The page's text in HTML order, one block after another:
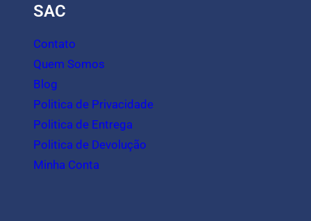
SAC
Contato
Quem Somos
Blog
Politica de Privacidade
Politica de Entrega
Politica de Devolução
Minha Conta